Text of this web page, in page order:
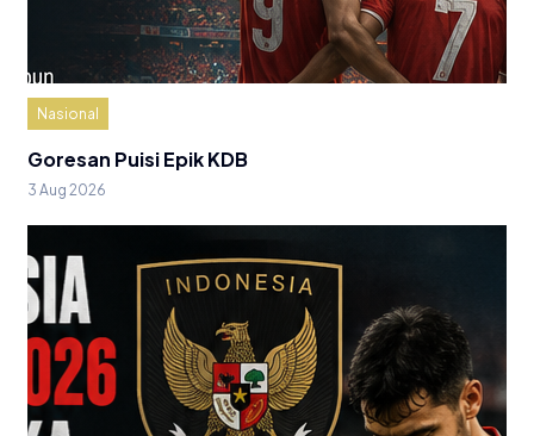
Nasional
Goresan Puisi Epik KDB
3 Aug 2026